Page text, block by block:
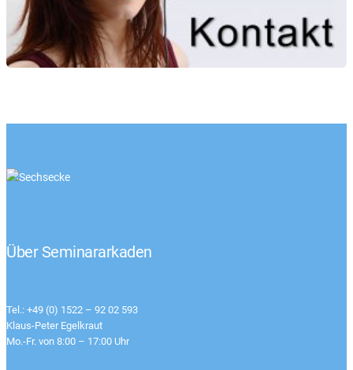
Über Seminararkaden
Tel.: +49 (0) 1522 – 92 02 593
Klaus-Peter Egelkraut
Mo.-Fr. von 8:00 – 17:00 Uhr